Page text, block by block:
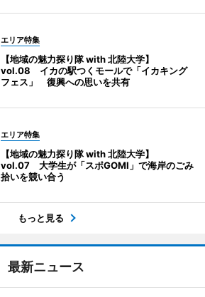
エリア特集
【地域の魅力探り隊 with 北陸大学】
vol.08 イカの駅つくモールで「イカキング
フェス」 復興への思いを共有
エリア特集
【地域の魅力探り隊 with 北陸大学】
vol.07 大学生が「スポGOMI」で海岸のごみ
拾いを競い合う
もっと見る
最新ニュース